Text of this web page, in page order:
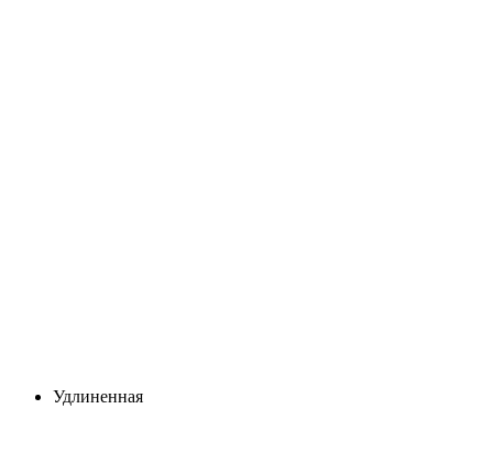
Удлиненная